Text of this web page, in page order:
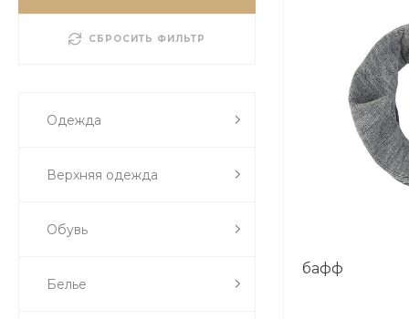
СБРОСИТЬ ФИЛЬТР
Одежда
Верхняя одежда
Обувь
Белье
бафф